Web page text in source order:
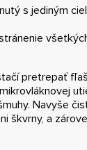
s jediným
pretrepať
Navyše
škvrny, a